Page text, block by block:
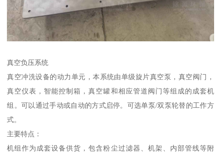
真空负压系统
真空冲洗设备的动力单元，本系统由单级旋片真空泵，真空阀门，
真空仪表，智能控制箱，真空罐和相应管道阀门等组成的成套机
组。可以通过手动或自动的方式启停。可选单泵/双泵轮替的工作方
式。
主要特点：
机组作为成套设备供货，包含粉尘过滤器、机架、内部管线等附